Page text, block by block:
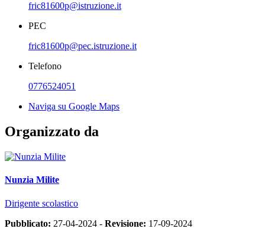
fric81600p@istruzione.it
PEC
fric81600p@pec.istruzione.it
Telefono
0776524051
Naviga su Google Maps
Organizzato da
Nunzia Milite
Dirigente scolastico
Pubblicato: 27-04-2024 - Revisione: 17-09-2024